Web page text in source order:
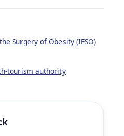
Surgery of Obesity (IFSO)
tourism authority